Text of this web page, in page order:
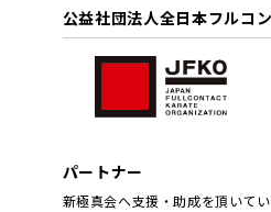
公益社団法人全日本フルコ
パートナー
新極真会へ支援・助成を頂いてい